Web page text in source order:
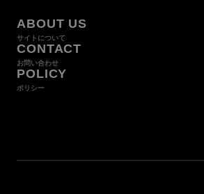
ABOUT US
サイトについて
CONTACT
お問い合わせ
POLICY
ポリシー